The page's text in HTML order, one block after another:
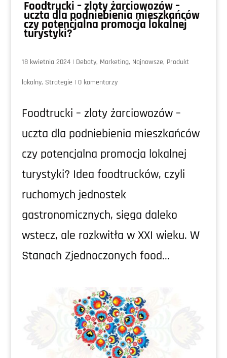
Foodtrucki – zloty żarciowozów –
uczta dla podniebienia mieszkańców
czy potencjalna promocja lokalnej
turystyki?
18 kwietnia 2024| Debaty, Marketing, Najnowsze, Produkt
lokalny, Strategie | 0 komentarzy
Foodtrucki – zloty żarciowozów –
uczta dla podniebienia mieszkańców
czy potencjalna promocja lokalnej
turystyki? Idea foodtrucków, czyli
ruchomych jednostek
gastronomicznych, sięga daleko
wstecz, ale rozkwitła w XXI wieku. W
Stanach Zjednoczonych food...